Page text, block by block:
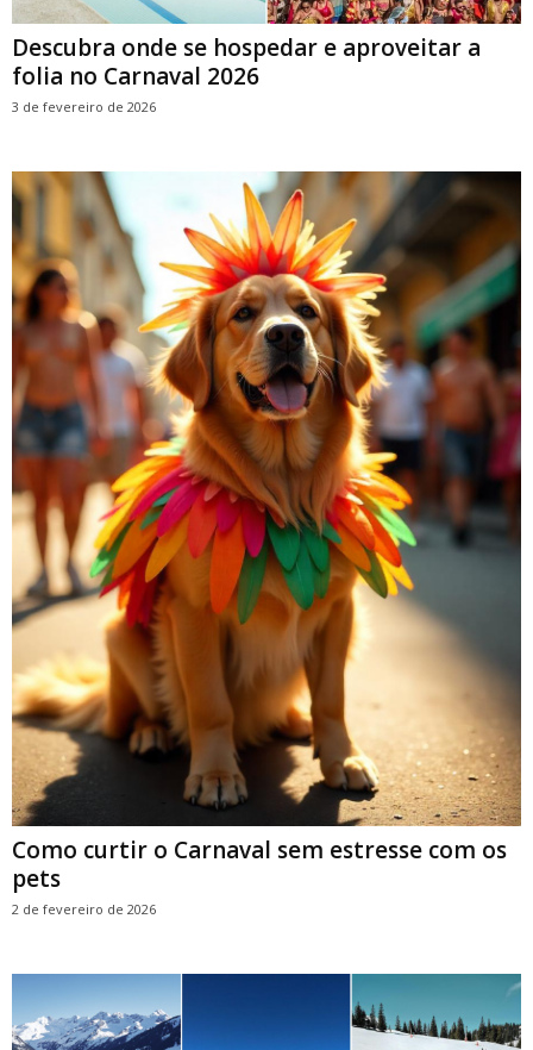
Descubra onde se hospedar e aproveitar a
folia no Carnaval 2026
3 de fevereiro de 2026
Como curtir o Carnaval sem estresse com os
pets
2 de fevereiro de 2026